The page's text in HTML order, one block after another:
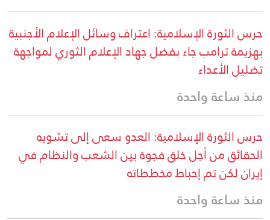
حرس الثورة الإسلامية: اعتراف وسائل الإعلام الأجنبية
بهزيمة ترامب جاء بفضل جهاد الإعلام الثوري لمواجهة
تضليل الأعداء
منذ ساعة واحدة
حرس الثورة الإسلامية: العدو سعى إلى تشويه
الحقائق من أجل خلق فجوة بين الشعب والنظام في
إيران لكن تم إحباط مخططاته
منذ ساعة واحدة